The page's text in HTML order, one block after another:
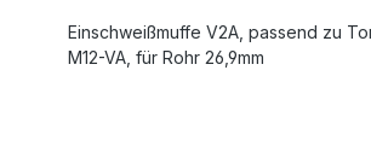
Einschweißmuffe V2A, passend zu
M12-VA, für Rohr 26,9mm